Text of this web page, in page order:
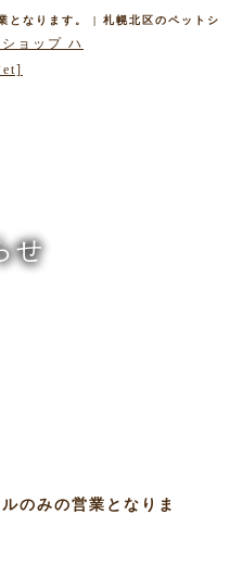
となります。 | 札幌北区のペットシ
せ
のみの営業となりま